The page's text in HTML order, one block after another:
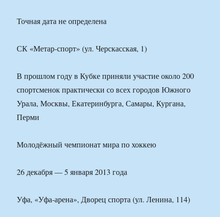
Точная дата не определена
СК «Метар-спорт» (ул. Черскасская, 1)
В прошлом году в Кубке приняли участие около 200
спортсменок практически со всех городов Южного
Урала, Москвы, Екатеринбурга, Самары, Кургана,
Перми
Молодёжный чемпионат мира по хоккею
26 декабря — 5 января 2013 года
Уфа, «Уфа-арена», Дворец спорта (ул. Ленина, 114)